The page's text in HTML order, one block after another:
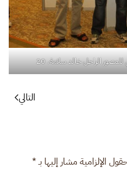
الراحل خالد سلامة. 20
التالي
الإلزامية مشار إليها بـ*